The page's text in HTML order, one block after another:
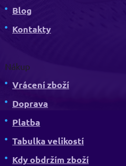
Blog
Kontakty
Nákup
Vrácení zboží
Doprava
Platba
Tabulka velikostí
Kdy obdržím zboží